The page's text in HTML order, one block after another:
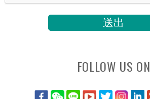
FOLLOW US ON